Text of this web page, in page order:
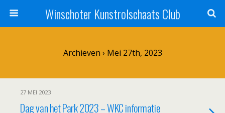
Winschoter Kunstrolschaats Club
Archieven › Mei 27th, 2023
27 MEI 2023
Dag van het Park 2023 – WKC informatie